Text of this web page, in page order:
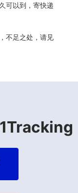
可以到，寄快递
不足之处，请见